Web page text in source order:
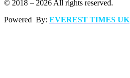
© 2018 – 2026 All rights reserved.
Powered By: EVEREST TIMES UK